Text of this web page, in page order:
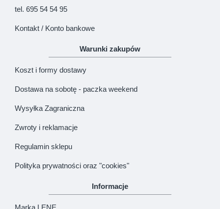
tel. 695 54 54 95
Kontakt / Konto bankowe
Warunki zakupów
Koszt i formy dostawy
Dostawa na sobotę - paczka weekend
Wysyłka Zagraniczna
Zwroty i reklamacje
Regulamin sklepu
Polityka prywatności oraz "cookies"
Informacje
Marka LENE